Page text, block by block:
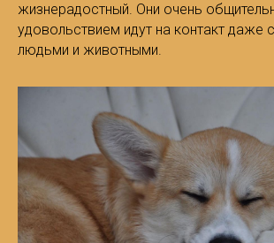
жизнерадостный. Они очень
удовольствием идут на контакт даже
людьми и животными.